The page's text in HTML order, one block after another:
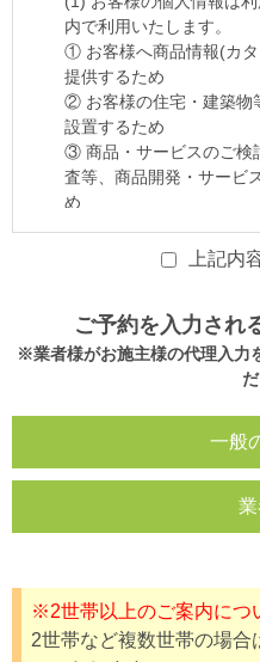
上記内
ご予約を入力され
※業者様がお施主様の代理入力
一般
※2世帯以上のご案内につ
2世帯など複数世帯の場